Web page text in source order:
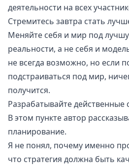
деятельности на всех
Стремитесь завтра стать
Меняйте себя и мир под
реальности, а не себя и
не всегда возможно, но если
подстраиваться под мир,
получится.
Разрабатывайте действенные
В этом пункте автор
планирование.
Я не понял, почему именно
что стратегия должна быть